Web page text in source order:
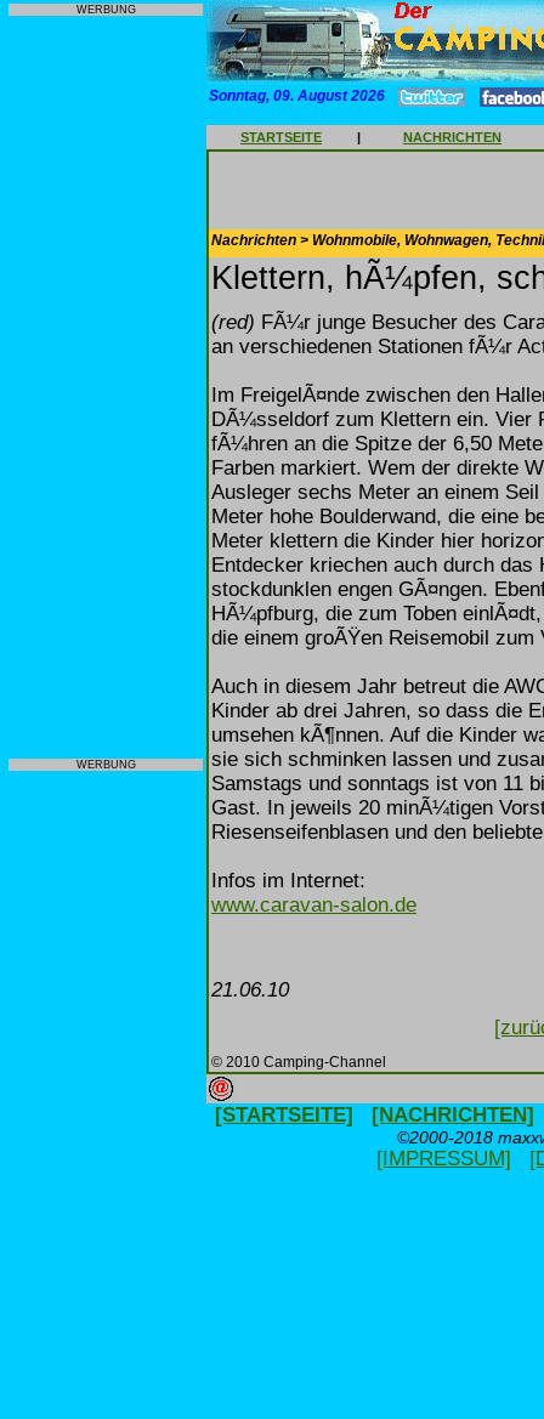
WERBUNG
WERBUNG
Sonntag, 09. August 2026
STARTSEITE | NACHRICHTEN
Nachrichten > Wohnmobile, Wohnwagen,
Klettern, hÃ¼pfen,
(red) FÃ¼r junge Besucher des
an verschiedenen Stationen fÃ¼r
Im FreigelÃ¤nde zwischen den
DÃ¼sseldorf zum Klettern ein. Vier
fÃ¼hren an die Spitze der 6,50
Farben markiert. Wem der direkte
Ausleger sechs Meter an einem
Meter hohe Boulderwand, die eine
Meter klettern die Kinder hier
Entdecker kriechen auch durch das
stockdunklen engen GÃ¤ngen.
HÃ¼pfburg, die zum Toben
die einem groÃŸen Reisemobil
Auch in diesem Jahr betreut die
Kinder ab drei Jahren, so dass die
umsehen kÃ¶nnen. Auf die Kinder
sie sich schminken lassen und
Samstags und sonntags ist von 11
Gast. In jeweils 20 minÃ¼tigen
Riesenseifenblasen und den
Infos im Internet:
www.caravan-salon.de
21.06.10
© 2010 Camping-Channel
[STARTSEITE] [NACHRICHTEN]
©2000-2018
[IMPRESSUM]